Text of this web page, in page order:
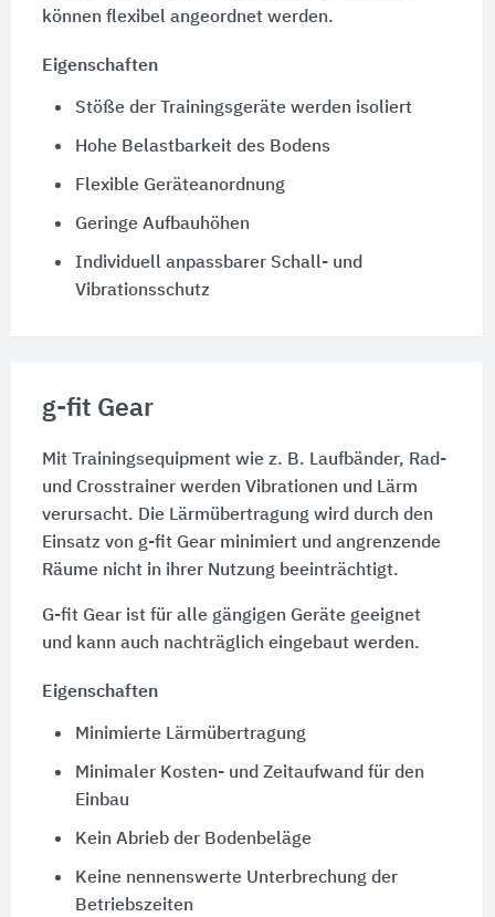
können flexibel angeordnet werden.
Eigenschaften
Stöße der Trainingsgeräte werden isoliert
Hohe Belastbarkeit des Bodens
Flexible Geräteanordnung
Geringe Aufbauhöhen
Individuell anpassbarer Schall- und
Vibrationsschutz
g-fit Gear
Mit Trainingsequipment wie z. B. Laufbänder, Rad-
und Crosstrainer werden Vibrationen und Lärm
verursacht. Die Lärmübertragung wird durch den
Einsatz von g-fit Gear minimiert und angrenzende
Räume nicht in ihrer Nutzung beeinträchtigt.
G-fit Gear ist für alle gängigen Geräte geeignet
und kann auch nachträglich eingebaut werden.
Eigenschaften
Minimierte Lärmübertragung
Minimaler Kosten- und Zeitaufwand für den
Einbau
Kein Abrieb der Bodenbeläge
Keine nennenswerte Unterbrechung der
Betriebszeiten